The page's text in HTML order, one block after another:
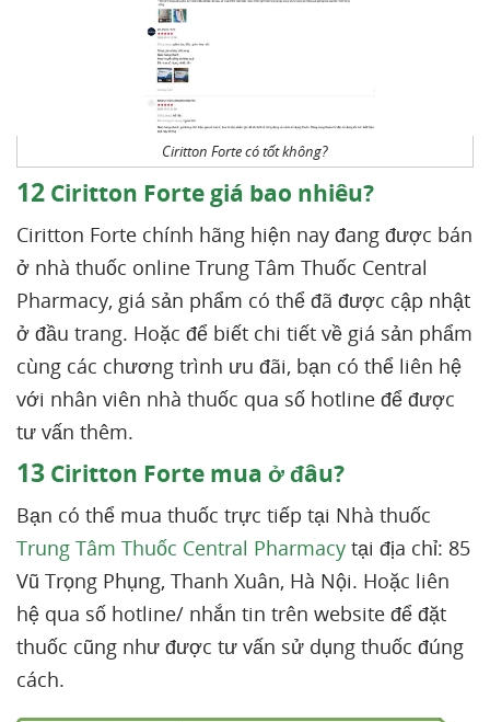
Ciritton Forte có tốt không?
12 Ciritton Forte giá bao nhiêu?
Ciritton Forte chính hãng hiện nay đang được bán
ở nhà thuốc online Trung Tâm Thuốc Central
Pharmacy, giá sản phẩm có thể đã được cập nhật
ở đầu trang. Hoặc để biết chi tiết về giá sản phẩm
cùng các chương trình ưu đãi, bạn có thể liên hệ
với nhân viên nhà thuốc qua số hotline để được
tư vấn thêm.
13 Ciritton Forte mua ở đâu?
Bạn có thể mua thuốc trực tiếp tại Nhà thuốc
Trung Tâm Thuốc Central Pharmacy tại địa chỉ: 85
Vũ Trọng Phụng, Thanh Xuân, Hà Nội. Hoặc liên
hệ qua số hotline/ nhắn tin trên website để đặt
thuốc cũng như được tư vấn sử dụng thuốc đúng
cách.